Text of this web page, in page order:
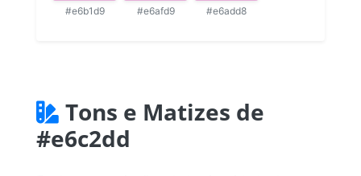
#e6b1d9 #e6afd9 #e6add8
Tons e Matizes de
#e6c2dd